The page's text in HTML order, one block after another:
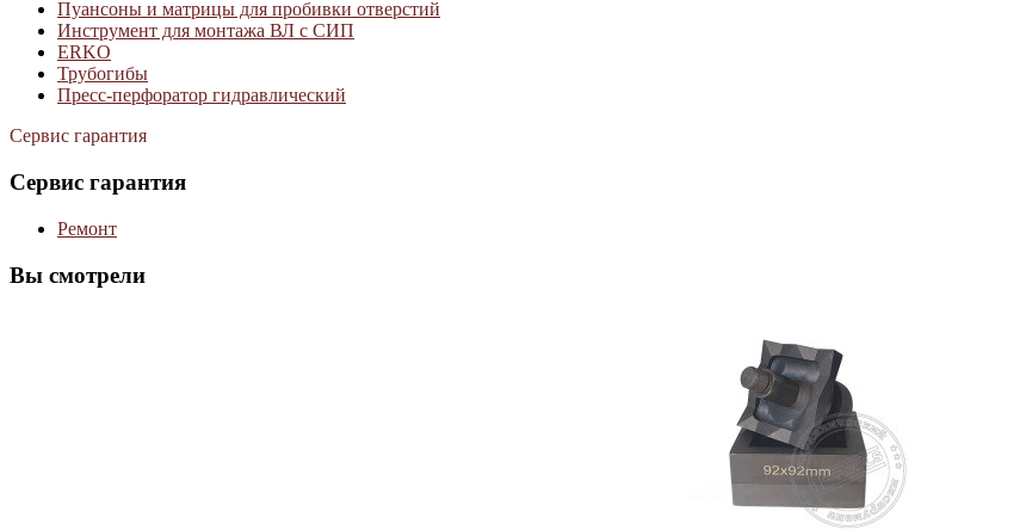
Пуансоны и матрицы для пробивки отверстий
Инструмент для монтажа ВЛ с СИП
ERKO
Трубогибы
Пресс-перфоратор гидравлический
Сервис гарантия
Сервис гарантия
Ремонт
Вы смотрели